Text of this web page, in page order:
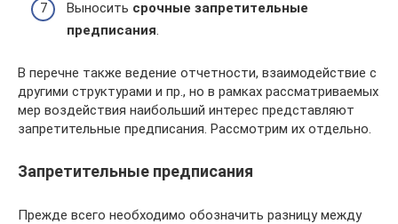
Выносить срочные запретительные
предписания
В перечне также ведение отчетности, взаимодействие с
другими структурами и пр., но в рамках рассматриваемых
мер воздействия наибольший интерес представляют
запретительные предписания. Рассмотрим их отдельно.
Запретительные предписания
Прежде всего необходимо обозначить разницу между